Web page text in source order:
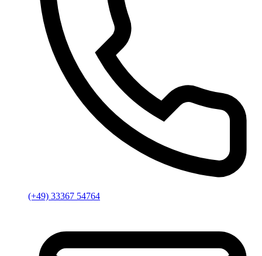
(+49) 33367 54764